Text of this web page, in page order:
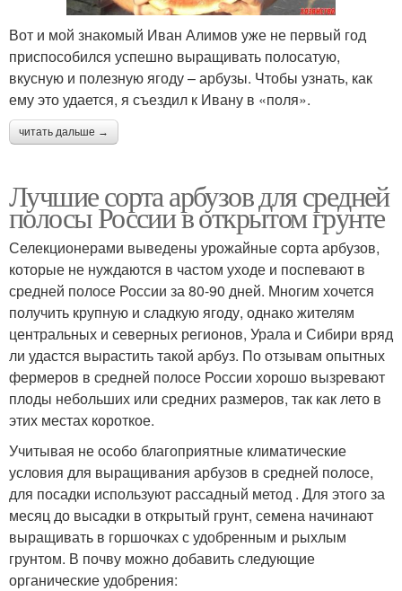
Вот и мой знакомый Иван Алимов уже не первый год
приспособился успешно выращивать полосатую,
вкусную и полезную ягоду – арбузы. Чтобы узнать, как
ему это удается, я съездил к Ивану в «поля».
читать дальше →
Лучшие сорта арбузов для средней
полосы России в открытом грунте
Селекционерами выведены урожайные сорта арбузов,
которые не нуждаются в частом уходе и поспевают в
средней полосе России за 80-90 дней. Многим хочется
получить крупную и сладкую ягоду, однако жителям
центральных и северных регионов, Урала и Сибири вряд
ли удастся вырастить такой арбуз. По отзывам опытных
фермеров в средней полосе России хорошо вызревают
плоды небольших или средних размеров, так как лето в
этих местах короткое.
Учитывая не особо благоприятные климатические
условия для выращивания арбузов в средней полосе,
для посадки используют рассадный метод . Для этого за
месяц до высадки в открытый грунт, семена начинают
выращивать в горшочках с удобренным и рыхлым
грунтом. В почву можно добавить следующие
органические удобрения: